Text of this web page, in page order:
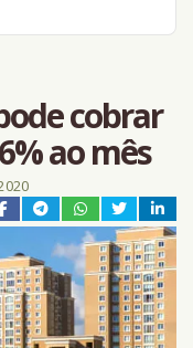
cobrar
ao mês